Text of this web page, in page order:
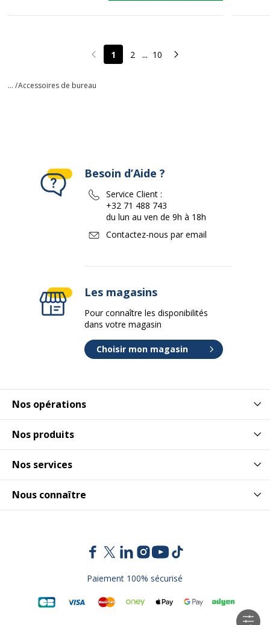
Page précédente
1 2 ... 10 Page suivante
... /Accessoires de bureau
Nos opérations
Nos produits
Nos services
Nous connaître
Besoin d’Aide ?
Service Client :
+32 71 488 743
du lun au ven de 9h à 18h
Contactez-nous par email
Les magasins
Pour connaître les disponibilités
dans votre magasin
Choisir mon magasin
Paiement 100% sécurisé